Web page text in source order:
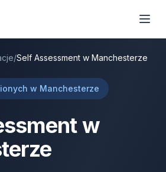
/Self Assessment w Manchesterze
w Manchesterze
w